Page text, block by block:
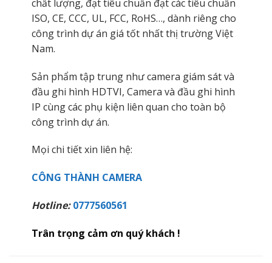
chất lượng, đạt tiêu chuẩn đạt các tiêu chuẩn
ISO, CE, CCC, UL, FCC, RoHS…, dành riêng cho
công trình dự án giá tốt nhất thị trường Việt
Nam.
Sản phẩm tập trung như camera giám sát và
đầu ghi hình HDTVI, Camera và đầu ghi hình
IP cùng các phụ kiện liên quan cho toàn bộ
công trình dự án.
Mọi chi tiết xin liên hệ:
CÔNG THÀNH CAMERA
Hotline: 0777560561
Trân trọng cảm ơn quý khách !